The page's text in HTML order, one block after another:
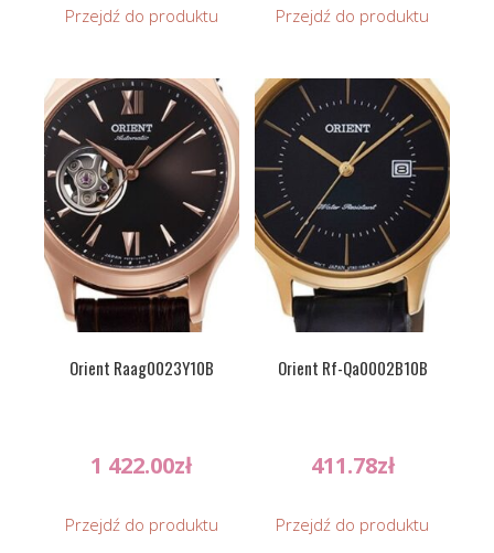
Przejdź do produktu Przejdź do produktu
Orient Raag0023Y10B
1 422.00zł
Przejdź do produktu
Orient Rf-Qa0002B10B
411.78zł
Przejdź do produktu